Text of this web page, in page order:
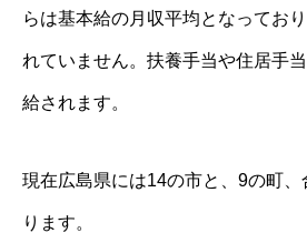
らは基本給の月収平均となってお
れていません。扶養手当や住居手
給されます。
現在広島県には14の市と、9の町
ります。